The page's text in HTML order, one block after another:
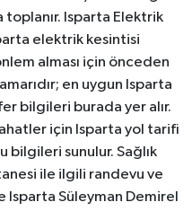
toplanır. Isparta Elektrik
elektrik kesintisi
alması için önceden
en uygun Isparta
bilgileri burada yer alır.
için Isparta yol tarifi
bilgileri sunulur. Sağlık
ile ilgili randevu ve
Süleyman Demirel